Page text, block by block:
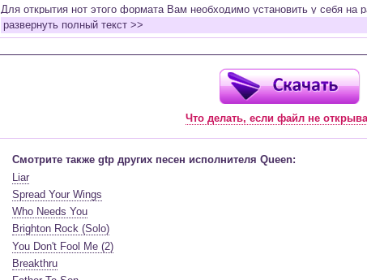
Для открытия нот этого формата Вам необходимо установить у себя на
(желательно, последней версии). Скачать её можно с официального
бесплатную версию на руском языке (Найти).
Запись музыкальных произведений для гитары, бас-гитары, банджо и
в виде табулатур или нотной графики (при создании табулатуры
Создание произведений для духовых, струнных, клавишных и других
Создание партий для барабанов и перкуссии;
Интеграция текста песен в ноты и привязка его к нотам дорожек с
Встроенный определитель и визуализатор аккордов для гитары;
Экспортирование музыкальных партитур в MIDI, ASCII, MusicXML, WAV,
к печати;
Импортирование из MIDI, ASCII,MusicXML, Power Tab (.ptb), TablEdit (.tef)
Виртуальный гитарный гриф, клавиатура фортепиано и панель ударных
ноты, проигрываемые в текущий момент. Удобное создание и
развернуть полный текст >>
Что делать, если файл не
Смотрите также gtp других песен исполнителя Queen:
Liar
Spread Your Wings
Who Needs You
Brighton Rock (Solo)
You Don't Fool Me (2)
Breakthru